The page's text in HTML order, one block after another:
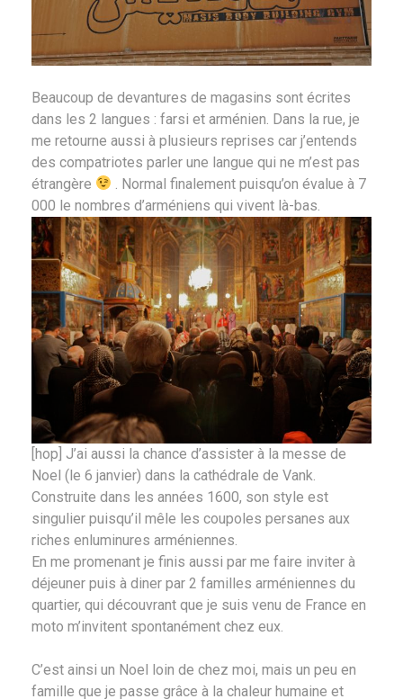
Beaucoup de devantures de magasins sont écrites
dans les 2 langues : farsi et arménien. Dans la rue, je
me retourne aussi à plusieurs reprises car j’entends
des compatriotes parler une langue qui ne m’est pas
étrangère
. Normal finalement puisqu’on évalue à 7
000 le nombres d’arméniens qui vivent là-bas.
[hop] J’ai aussi la chance d’assister à la messe de
Noel (le 6 janvier) dans la cathédrale de Vank.
Construite dans les années 1600, son style est
singulier puisqu’il mêle les coupoles persanes aux
riches enluminures arméniennes.
En me promenant je finis aussi par me faire inviter à
déjeuner puis à diner par 2 familles arméniennes du
quartier, qui découvrant que je suis venu de France en
moto m’invitent spontanément chez eux.
C’est ainsi un Noel loin de chez moi, mais un peu en
famille que je passe grâce à la chaleur humaine et